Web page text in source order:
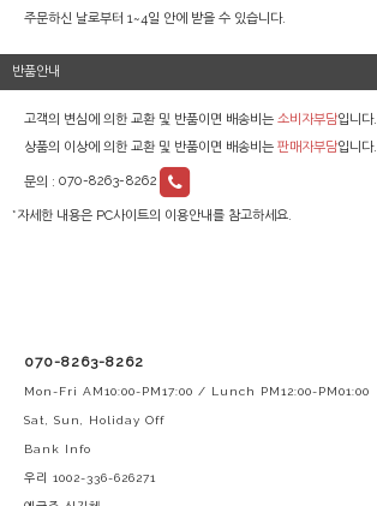
주문하신 날로부터 1~4일 안에 받을 수 있습니다.
반품안내
고객의 변심에 의한 교환 및 반품이면 배송비는 소비자부담입니다.
상품의 이상에 의한 교환 및 반품이면 배송비는 판매자부담입니다.
문의 : 070-8263-8262
*자세한 내용은 PC사이트의 이용안내를 참고하세요.
070-8263-8262
Mon-Fri AM10:00-PM17:00 / Lunch PM12:00-PM01:00
Sat, Sun, Holiday Off
Bank Info
우리 1002-336-626271